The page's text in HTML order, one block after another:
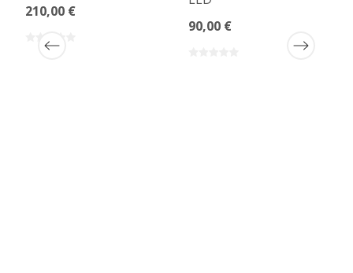
210,00 €
90,00 €